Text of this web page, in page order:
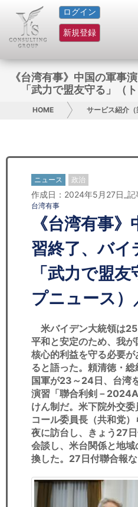
ログイン
新規登録
HOME
サービス紹介
コラム
グループ概要
お問い合わせ
日本人にPR
コンサルティング
リサーチ
セミナー
経済ニュース
労務顧問
ＩＴ
飲食店情報
《台湾有事》中国の軍事
「武力で盟友守る」（
HOME サービス紹介（
ニュース 政治
作成日：2024年5月27日_
台湾有事
《台湾有事
習終了、バイ
「武力で盟
プニュース）
米バイデン大統領は
平和と安定のため、我
核心的利益を守る必要
ると語った。頼清徳・
国軍が23～24日、台湾
演習「聯合利剣－
けん制だ。米下院外交
コール委員長（共和党
夜に訪台し、きょう27
会談し、米台関係と地
換した。27日付聯合報な